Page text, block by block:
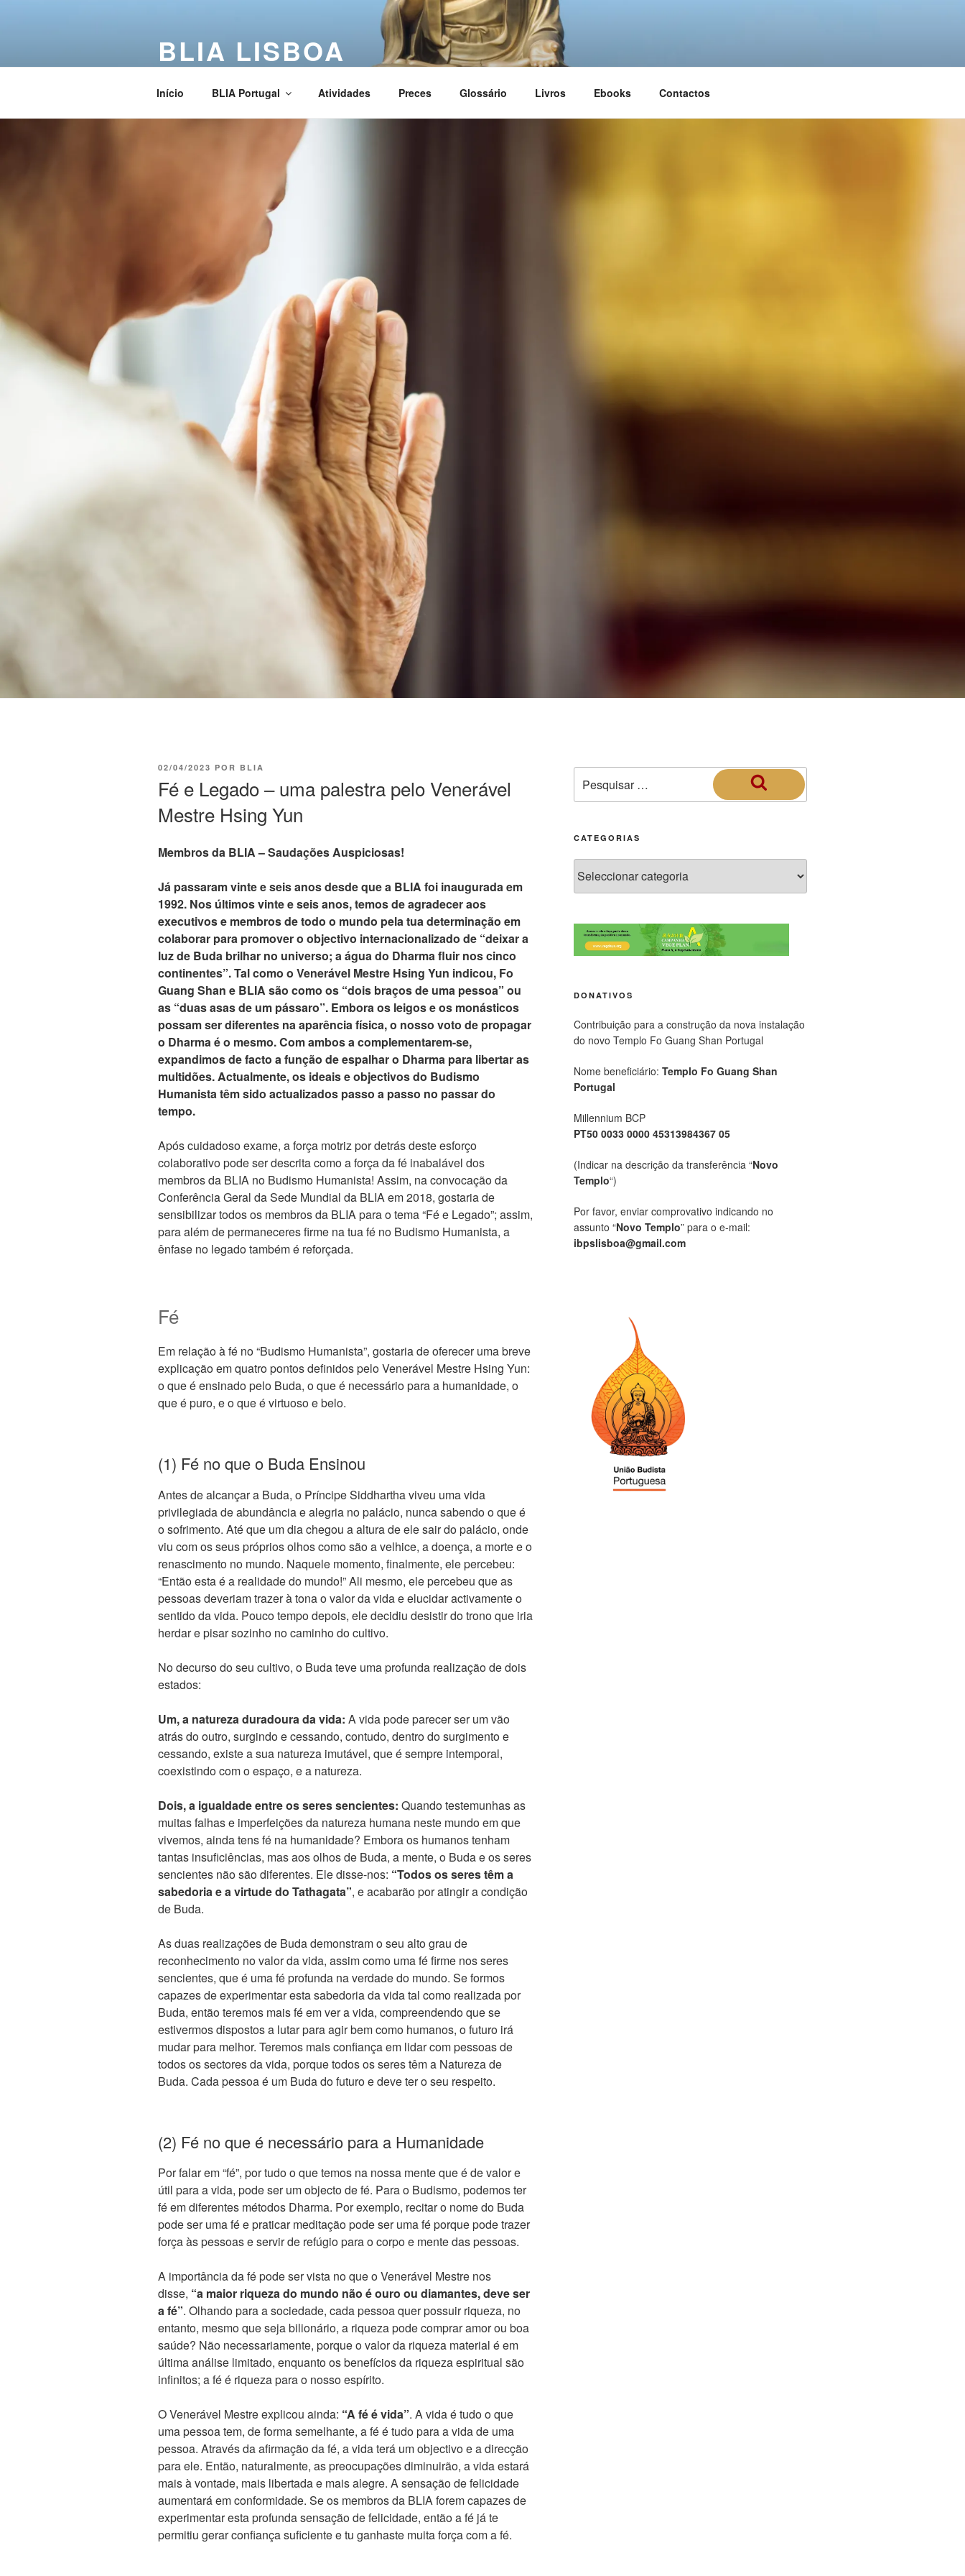
BLIA LISBOA
Início BLIA Portugal Atividades Preces Glossário Livros Ebooks Contactos
02/04/2023 POR BLIA
Fé e Legado – uma palestra pelo Venerável
Mestre Hsing Yun
Membros da BLIA – Saudações Auspiciosas!
Já passaram vinte e seis anos desde que a BLIA foi inaugurada em
1992. Nos últimos vinte e seis anos, temos de agradecer aos
executivos e membros de todo o mundo pela tua determinação em
colaborar para promover o objectivo internacionalizado de “deixar a
luz de Buda brilhar no universo; a água do Dharma fluir nos cinco
continentes”. Tal como o Venerável Mestre Hsing Yun indicou, Fo
Guang Shan e BLIA são como os “dois braços de uma pessoa” ou
as “duas asas de um pássaro”. Embora os leigos e os monásticos
possam ser diferentes na aparência física, o nosso voto de propagar
o Dharma é o mesmo. Com ambos a complementarem-se,
expandimos de facto a função de espalhar o Dharma para libertar as
multidões. Actualmente, os ideais e objectivos do Budismo
Humanista têm sido actualizados passo a passo no passar do
tempo.
Após cuidadoso exame, a força motriz por detrás deste esforço
colaborativo pode ser descrita como a força da fé inabalável dos
membros da BLIA no Budismo Humanista! Assim, na convocação da
Conferência Geral da Sede Mundial da BLIA em 2018, gostaria de
sensibilizar todos os membros da BLIA para o tema “Fé e Legado”; assim,
para além de permaneceres firme na tua fé no Budismo Humanista, a
ênfase no legado também é reforçada.
Fé
Em relação à fé no “Budismo Humanista”, gostaria de oferecer uma breve
explicação em quatro pontos definidos pelo Venerável Mestre Hsing Yun:
o que é ensinado pelo Buda, o que é necessário para a humanidade, o
que é puro, e o que é virtuoso e belo.
(1) Fé no que o Buda Ensinou
Antes de alcançar a Buda, o Príncipe Siddhartha viveu uma vida
privilegiada de abundância e alegria no palácio, nunca sabendo o que é
o sofrimento. Até que um dia chegou a altura de ele sair do palácio, onde
viu com os seus próprios olhos como são a velhice, a doença, a morte e o
renascimento no mundo. Naquele momento, finalmente, ele percebeu:
“Então esta é a realidade do mundo!” Ali mesmo, ele percebeu que as
pessoas deveriam trazer à tona o valor da vida e elucidar activamente o
sentido da vida. Pouco tempo depois, ele decidiu desistir do trono que iria
herdar e pisar sozinho no caminho do cultivo.
No decurso do seu cultivo, o Buda teve uma profunda realização de dois
estados:
Um, a natureza duradoura da vida: A vida pode parecer ser um vão
atrás do outro, surgindo e cessando, contudo, dentro do surgimento e
cessando, existe a sua natureza imutável, que é sempre intemporal,
coexistindo com o espaço, e a natureza.
Dois, a igualdade entre os seres sencientes: Quando testemunhas as
muitas falhas e imperfeições da natureza humana neste mundo em que
vivemos, ainda tens fé na humanidade? Embora os humanos tenham
tantas insuficiências, mas aos olhos de Buda, a mente, o Buda e os seres
sencientes não são diferentes. Ele disse-nos: “Todos os seres têm a
sabedoria e a virtude do Tathagata”, e acabarão por atingir a condição
de Buda.
As duas realizações de Buda demonstram o seu alto grau de
reconhecimento no valor da vida, assim como uma fé firme nos seres
sencientes, que é uma fé profunda na verdade do mundo. Se formos
capazes de experimentar esta sabedoria da vida tal como realizada por
Buda, então teremos mais fé em ver a vida, compreendendo que se
estivermos dispostos a lutar para agir bem como humanos, o futuro irá
mudar para melhor. Teremos mais confiança em lidar com pessoas de
todos os sectores da vida, porque todos os seres têm a Natureza de
Buda. Cada pessoa é um Buda do futuro e deve ter o seu respeito.
(2) Fé no que é necessário para a Humanidade
Por falar em “fé”, por tudo o que temos na nossa mente que é de valor e
útil para a vida, pode ser um objecto de fé. Para o Budismo, podemos ter
fé em diferentes métodos Dharma. Por exemplo, recitar o nome do Buda
pode ser uma fé e praticar meditação pode ser uma fé porque pode trazer
força às pessoas e servir de refúgio para o corpo e mente das pessoas.
A importância da fé pode ser vista no que o Venerável Mestre nos
disse, “a maior riqueza do mundo não é ouro ou diamantes, deve ser
a fé”. Olhando para a sociedade, cada pessoa quer possuir riqueza, no
entanto, mesmo que seja bilionário, a riqueza pode comprar amor ou boa
saúde? Não necessariamente, porque o valor da riqueza material é em
última análise limitado, enquanto os benefícios da riqueza espiritual são
infinitos; a fé é riqueza para o nosso espírito.
O Venerável Mestre explicou ainda: “A fé é vida”. A vida é tudo o que
uma pessoa tem, de forma semelhante, a fé é tudo para a vida de uma
pessoa. Através da afirmação da fé, a vida terá um objectivo e a direcção
para ele. Então, naturalmente, as preocupações diminuirão, a vida estará
mais à vontade, mais libertada e mais alegre. A sensação de felicidade
aumentará em conformidade. Se os membros da BLIA forem capazes de
experimentar esta profunda sensação de felicidade, então a fé já te
permitiu gerar confiança suficiente e tu ganhaste muita força com a fé.
CATEGORIAS
DONATIVOS
Contribuição para a construção da nova instalação
do novo Templo Fo Guang Shan Portugal
Nome beneficiário: Templo Fo Guang Shan
Portugal
Millennium BCP
PT50 0033 0000 45313984367 05
(Indicar na descrição da transferência “Novo
Templo“)
Por favor, enviar comprovativo indicando no
assunto “Novo Templo” para o e-mail:
ibpslisboa@gmail.com